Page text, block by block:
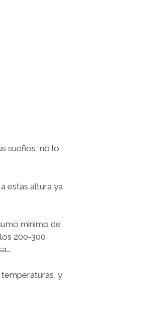
sueños, no lo
estas altura ya
mínimo de
200-300
temperaturas, y